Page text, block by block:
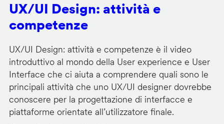
UX/UI Design: attività e
competenze
UX/UI Design: attività e competenze è il video
introduttivo al mondo della User experience e User
Interface che ci aiuta a comprendere quali sono le
principali attività che uno UX/UI designer dovrebbe
conoscere per la progettazione di interfacce e
piattaforme orientate all’utilizzatore finale.